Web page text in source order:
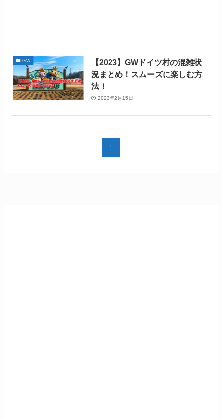
GW
【2023】GWドイツ村の混雑状
況まとめ！スムーズに楽しむ方
法！
2023年2月15日
1